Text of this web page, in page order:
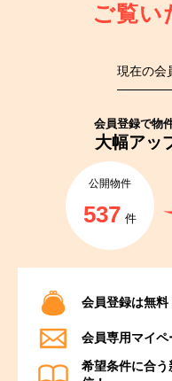
ご覧い
現在の会
会員登録で物
大幅アッ
公開物件
537 件
会員登録は無料
会員専用マイペ
希望条件に合